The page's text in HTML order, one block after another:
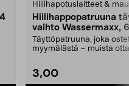
Hiilihapotuslaitteet &
Hiilihappopatruuna
vaihto Wassermaxx,
Täyttöpatruuna, joka
myymälästä – muista
3,00